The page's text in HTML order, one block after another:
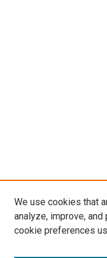
We use cookies that
analyze, improve,
cookie preferences